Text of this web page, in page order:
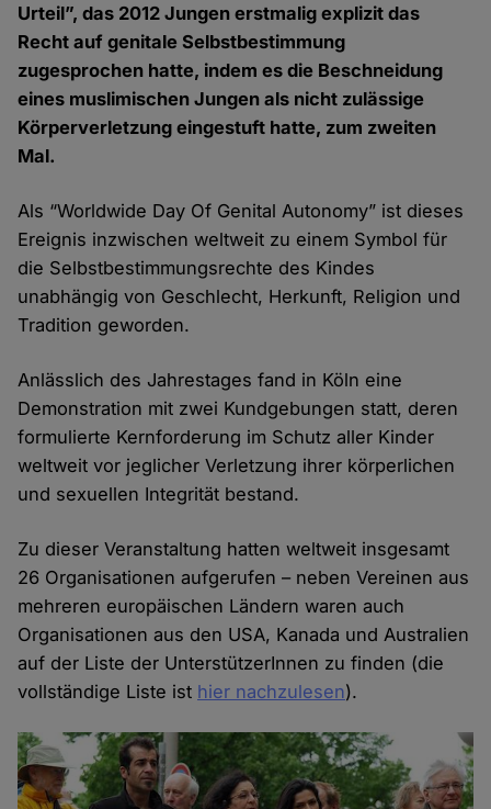
Urteil”, das 2012 Jungen erstmalig explizit das
Recht auf genitale Selbstbestimmung
zugesprochen hatte, indem es die Beschneidung
eines muslimischen Jungen als nicht zulässige
Körperverletzung eingestuft hatte, zum zweiten
Mal.
Als “Worldwide Day Of Genital Autonomy” ist dieses
Ereignis inzwischen weltweit zu einem Symbol für
die Selbstbestimmungsrechte des Kindes
unabhängig von Geschlecht, Herkunft, Religion und
Tradition geworden.
Anlässlich des Jahrestages fand in Köln eine
Demonstration mit zwei Kundgebungen statt, deren
formulierte Kernforderung im Schutz aller Kinder
weltweit vor jeglicher Verletzung ihrer körperlichen
und sexuellen Integrität bestand.
Zu dieser Veranstaltung hatten weltweit insgesamt
26 Organisationen aufgerufen – neben Vereinen aus
mehreren europäischen Ländern waren auch
Organisationen aus den USA, Kanada und Australien
auf der Liste der UnterstützerInnen zu finden (die
vollständige Liste ist hier nachzulesen).